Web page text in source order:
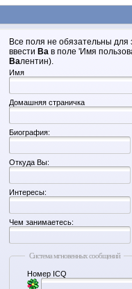
Все поля не обязательны
ввести Ва в поле 'Имя
Валентин).
Имя
Домашняя страничка
Биография:
Откуда Вы:
Интересы:
Чем занимаетесь:
Система мгновенных сообщений
Номер ICQ